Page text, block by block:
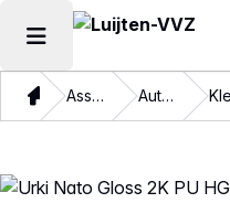
Hoofdmenu openen
Thuis Assortiment Autolakken